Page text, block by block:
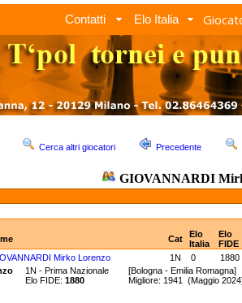
Contatti Elo Italia
Cerca altri giocatori Precedente
GIOVANNARDI
Cat
Elo
Italia
Elo
FIDE
Mirko Lorenzo
1N 0
1880
1N - Prima Nazionale [Bologna - Emilia Romagna]
Elo FIDE: 1880 Migliore: 1941 (Maggio